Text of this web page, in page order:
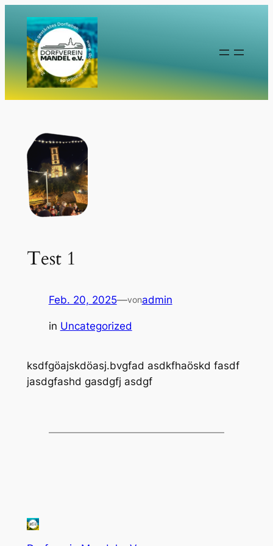
Inhalt
springen
Test 1
Feb. 20, 2025—vonadmin
in Uncategorized
ksdfgöajskdöasj.bvgfad asdkfhaöskd fasdf
jasdgfashd gasdgfj asdgf